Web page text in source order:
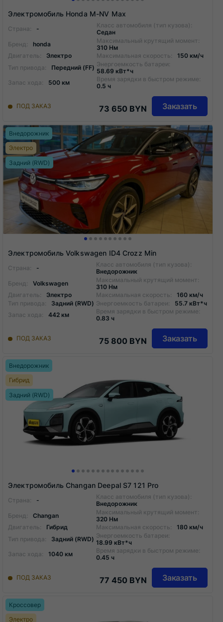
Электромобиль Honda M-NV Max
Страна: -
Класс автомобиля (тип кузова):
Седан
Бренд:
honda
Максимальный крутящий момент:
310 Нм
Двигатель:
Электро Максимальная скорость:
150 км/ч
Тип привода:
Передний (FF) Энергоемкость батареи:
58.69 кВт*ч
Запас хода:
500 км
Время зарядки в быстром режиме:
0.5 ч
ПОД ЗАКАЗ 73 650 BYN Заказать
Внедорожник
Электро
Задний (RWD)
Электромобиль Volkswagen ID4 Crozz Min
Страна: -
Класс автомобиля (тип кузова):
Внедорожник
Бренд:
Volkswagen
Максимальный крутящий момент:
310 Нм
Двигатель:
Электро Максимальная скорость:
160 км/ч
Тип привода:
Задний (RWD) Энергоемкость батареи:
55.7 кВт*ч
Запас хода:
442 км
Время зарядки в быстром режиме:
0.83 ч
ПОД ЗАКАЗ 75 800 BYN Заказать
Внедорожник
Гибрид
Задний (RWD)
Электромобиль Changan Deepal S7 121 Pro
Страна: -
Класс автомобиля (тип кузова):
Внедорожник
Бренд:
Changan
Максимальный крутящий момент:
320 Нм
Двигатель:
Гибрид Максимальная скорость:
180 км/ч
Тип привода:
Задний (RWD) Энергоемкость батареи:
18.99 кВт*ч
Запас хода:
1040 км
Время зарядки в быстром режиме:
0.45 ч
ПОД ЗАКАЗ 77 450 BYN Заказать
Кроссовер
Электро